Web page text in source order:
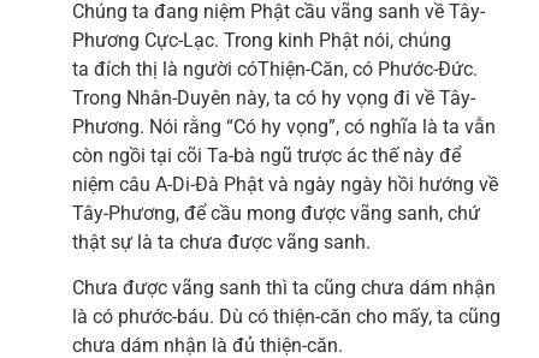
Chúng ta đang niệm Phật cầu vãng sanh về Tây-
Phương Cực-Lạc. Trong kinh Phật nói, chúng
ta đích thị là người cóThiện-Căn, có Phước-Đức.
Trong Nhân-Duyên này, ta có hy vọng đi về Tây-
Phương. Nói rằng “Có hy vọng”, có nghĩa là ta vẫn
còn ngồi tại cõi Ta-bà ngũ trược ác thế này để
niệm câu A-Di-Đà Phật và ngày ngày hồi hướng về
Tây-Phương, để cầu mong được vãng sanh, chứ
thật sự là ta chưa được vãng sanh.
Chưa được vãng sanh thì ta cũng chưa dám nhận
là có phước-báu. Dù có thiện-căn cho mấy, ta cũng
chưa dám nhận là đủ thiện-căn.